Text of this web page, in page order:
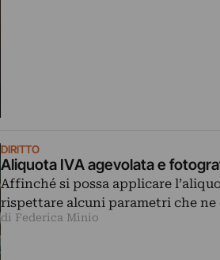
DIRITTO
Aliquota IVA agevolata e
Affinché si possa applicare
rispettare alcuni parametri che
di Federica Minio